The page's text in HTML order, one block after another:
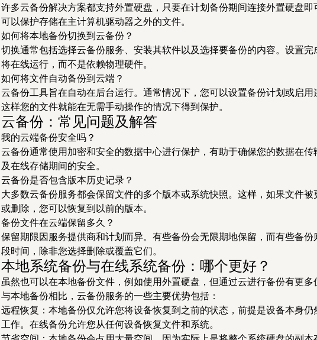
许多云备份解决方案都支持外置硬盘，只要在计划备份期间连接外置硬盘即
可以保护存储在主计算机驱动器之外的文件。
如何将本地备份切换到云备份？
切换通常包括选择云备份服务、安装其软件以及选择要备份的内容。设置完
将在线运行，而不是依赖物理硬件。
如何将文件自动备份到云端？
云备份工具旨在自动在后台运行。通常情况下，您可以设置备份计划或启用
这样您的文件就能在无需手动操作的情况下得到保护。
云备份：常见问题及解答
我的云端备份安全吗？
云备份通常使用加密和安全的数据中心进行保护，有助于确保您的数据在传
及在线存储期间的安全。
云备份是否包含版本历史记录？
大多数云备份服务都会保留文件的多个版本或系统快照。这样，如果文件被
或删除，您可以恢复到以前的版本。
备份文件在云端保留多久？
保留期限因服务提供商和计划而异。有些备份会无限期地保留，而有些备份
段时间，除非您选择删除或覆盖它们。
本地系统备份与在线系统备份：哪个更好？
虽然也可以在本地备份文件，例如使用外置硬盘，但通过云进行备份有更多
与本地备份相比，云备份服务的一些主要优势包括：
远程恢复：本地备份仅允许您将设备恢复到之前的状态，前提是设备本身仍
工作。在线备份允许您从任何设备恢复文件和系统。